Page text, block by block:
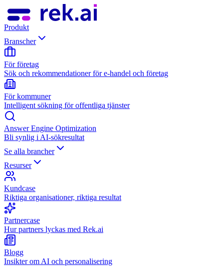
Produkt
Branscher
För företag
Sök och rekommendationer för e-handel och företag
För kommuner
Intelligent sökning för offentliga tjänster
Answer Engine Optimization
Bli synlig i AI-sökresultat
Se alla brancher
Resurser
Kundcase
Riktiga organisationer, riktiga resultat
Partnercase
Hur partners lyckas med Rek.ai
Blogg
Insikter om AI och personalisering